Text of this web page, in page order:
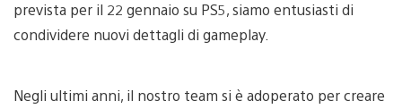
prevista per il 22 gennaio su PS5, siamo entusiasti di
condividere nuovi dettagli di gameplay.
Negli ultimi anni, il nostro team si è adoperato per creare